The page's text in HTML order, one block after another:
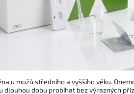
u mužů středního a vyššího věku.
dobu probíhat bez výrazných